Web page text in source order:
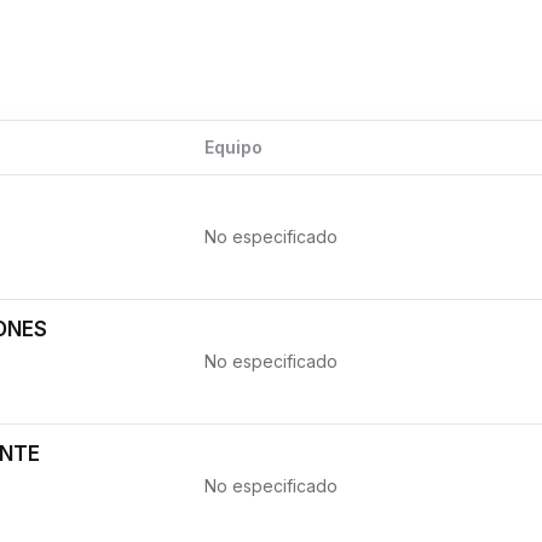
Equipo
No especificado
No especificado
No especificado